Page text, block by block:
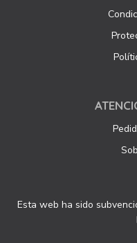
Esta web ha sido